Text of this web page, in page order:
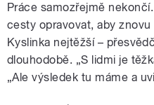
Práce samozřejmě
cesty opravovat, abyznovu
Kyslinka nejtěžší –
dlouhodobě. „S lidmi je
„Alevýsledek tu máme a